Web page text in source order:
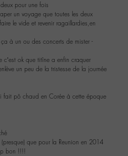
pour une fois
un voyage que toutes les deux
le vide et revenir ragaillardies,en
à un ou des concerts de mister -
c’est ok que titîne a enfin craquer
un peu de la tristesse de la journée
fait pô chaud en Corée à cette époque
que pour la Reunion en 2014
bon !!!!